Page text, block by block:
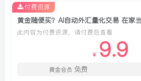
此内容为付费资源，请付费后查看
￥ 9.9
黄金会员 免费
付费资源